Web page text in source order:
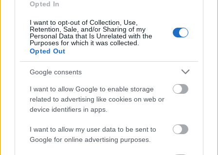
Opted In
I want to opt-out of Collection, Use,
Retention, Sale, and/or Sharing of my
Personal Data that Is Unrelated with the
Purposes for which it was collected.
Opted Out
Google consents
I want to allow Google to enable storage
related to advertising like cookies on web or
device identifiers in apps.
I want to allow my user data to be sent to
Google for online advertising purposes.
államtitkára. Ezzel minőségi változás
valósulhat meg, mert döntést a bizottság
csak egyhangúlag hozhatja meg – mutatott
rá Ulicsák Szilárd.
Kitért arra is, hogy a nevelési–oktatási keret
éves, tanulónkénti 20 ezer forintos összegét
kiterjesztik az óvodásokra is. Ez várhatóan 5-
5,5 milliárd forint lesz. Megjegyezte:
komolyabb, helyszíni ellenőrzések várhatók,
mert eddig előfordult, hogy egy nem magyar
valamilyen magyar képzésre, és ennek
alapján megigényelhette, és meg is kapta a